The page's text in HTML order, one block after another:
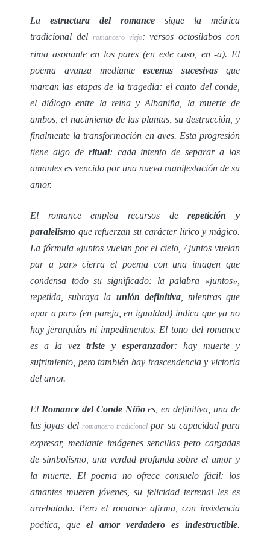
La estructura del romance sigue la métrica
tradicional del romancero viejo: versos octosílabos con
rima asonante en los pares (en este caso, en -a). El
poema avanza medianteescenas sucesivas que
marcan las etapas de la tragedia: el canto del conde,
el diálogo entre la reina y Albaniña, la muerte de
ambos, el nacimiento de las plantas, su destrucción, y
finalmente la transformación en aves. Esta progresión
tiene algo de ritual: cada intento de separar a los
amantes es vencido por una nueva manifestación de su
amor.
El romance emplea recursos derepetición y
paralelismo que refuerzan su carácter lírico y mágico.
La fórmula «juntos vuelan por el cielo, / juntos vuelan
par a par» cierra el poema con una imagen que
condensa todo su significado: la palabra «juntos»,
repetida, subraya la unión definitiva, mientras que
«par a par» (en pareja, en igualdad) indica que ya no
hay jerarquías ni impedimentos. El tono del romance
es a la veztriste y esperanzador: hay muerte y
sufrimiento, pero también hay trascendencia y victoria
del amor.
El Romance del Conde Niñoes, en definitiva, una de
las joyas del romancero tradicional por su capacidad para
expresar, mediante imágenes sencillas pero cargadas
de simbolismo, una verdad profunda sobre el amor y
la muerte. El poema no ofrece consuelo fácil: los
amantes mueren jóvenes, su felicidad terrenal les es
arrebatada. Pero el romance afirma, con insistencia
poética, queel amor verdadero es indestructible.